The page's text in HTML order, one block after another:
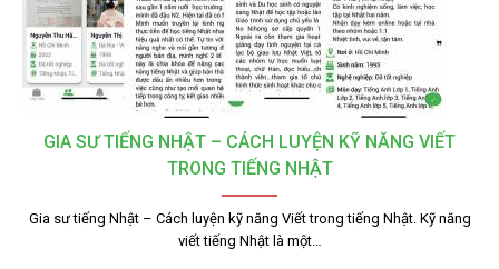
GIA SƯ TIẾNG NHẬT – CÁCH LUYỆN KỸ NĂNG VIẾT
TRONG TIẾNG NHẬT
Gia sư tiếng Nhật – Cách luyện kỹ năng Viết trong tiếng Nhật. Kỹ năng
viết tiếng Nhật là một…